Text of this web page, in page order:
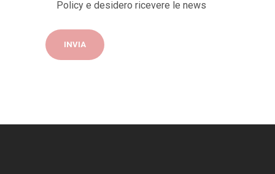
Policy e desidero ricevere le news